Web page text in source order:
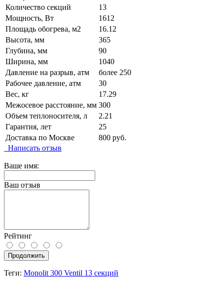
Количество секций
13
Мощность, Вт
1612
Площадь обогрева, м2
16.12
Высота, мм
365
Глубина, мм
90
Ширина, мм
1040
Давление на разрыв, атм
более 250
Рабочее давление, атм
30
Вес, кг
17.29
Межосевое расстояние, мм 300
Объем теплоносителя, л
2.21
Гарантия, лет
25
Доставка по Москве
800 руб.
Написать отзыв
Ваше имя:
Ваш отзыв
Рейтинг
Продолжить
Теги: Monolit 300 Ventil 13 секций